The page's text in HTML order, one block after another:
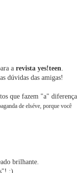
a revista yes!teen
dúvidas das amigas!
que fazem "a" diferença
de elséve, porque você
brilhante.
;)